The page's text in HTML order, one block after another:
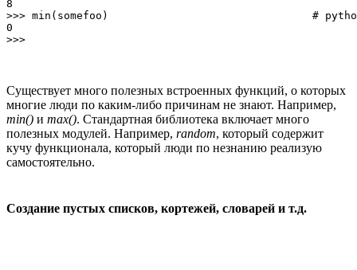
8
>>> min(somefoo)                                #
0
Существует много полезных встроенных функций, о которых
многие люди по каким-либо причинам не знают. Например,
min() и max(). Стандартная библиотека включает много
полезных модулей. Например, random, который содержит
кучу функционала, который люди по незнанию реализую
самостоятельно.
Создание пустых списков, кортежей, словарей и т.д.